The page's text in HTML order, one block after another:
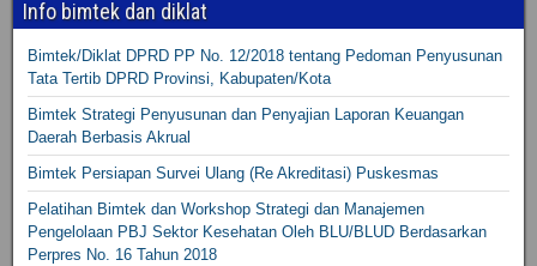
Info bimtek dan diklat
Bimtek/Diklat DPRD PP No. 12/2018 tentang Pedoman Penyusunan
Tata Tertib DPRD Provinsi, Kabupaten/Kota
Bimtek Strategi Penyusunan dan Penyajian Laporan Keuangan
Daerah Berbasis Akrual
Bimtek Persiapan Survei Ulang (Re Akreditasi) Puskesmas
Pelatihan Bimtek dan Workshop Strategi dan Manajemen
Pengelolaan PBJ Sektor Kesehatan Oleh BLU/BLUD Berdasarkan
Perpres No. 16 Tahun 2018